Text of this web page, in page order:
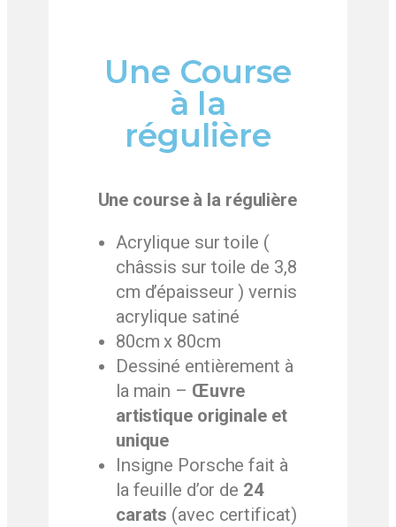
Une Course
à la
régulière
Une course à la régulière
Acrylique sur toile (
châssis sur toile de 3,8
cm d’épaisseur ) vernis
acrylique satiné
80cm x 80cm
Dessiné entièrement à
la main – Œuvre
artistique originale et
unique
Insigne Porsche fait à
la feuille d’or de 24
carats (avec certificat)